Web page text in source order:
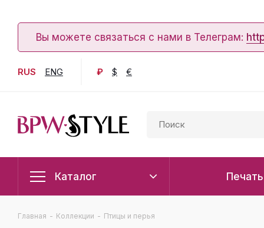
Вы можете связаться с нами в Телеграм:
RUS ENG ₽ $ €
Каталог
Главная - Коллекции - Птицы и перья